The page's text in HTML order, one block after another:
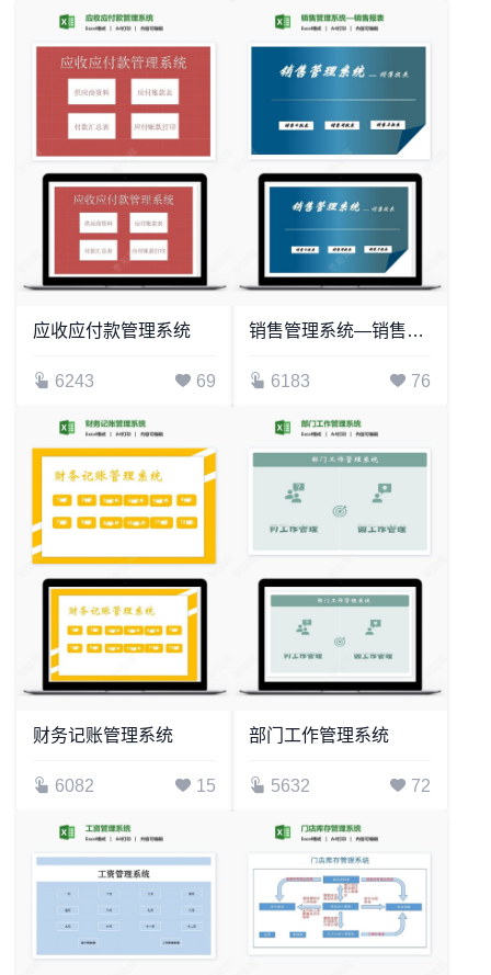
应收应付款管理系统
6243 69
销售管理系统—销售报表
6183 76
财务记账管理系统
6082 15
部门工作管理系统
5632 72